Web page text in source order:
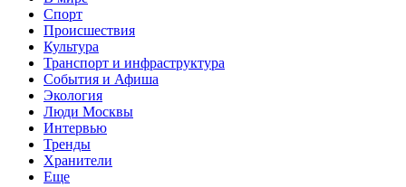
Спорт
Происшествия
Культура
Транспорт и инфраструктура
События и Афиша
Экология
Люди Москвы
Интервью
Тренды
Хранители
Еще